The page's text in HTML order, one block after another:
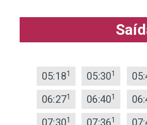
05:181 05:301
06:271 06:401
07:301 07:361